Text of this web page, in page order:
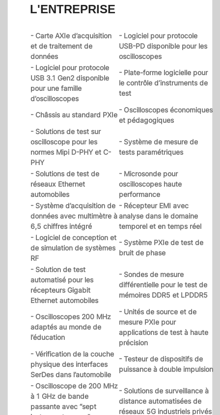
L'ENTREPRISE
- Carte AXIe d’acquisition
et de traitement de
données
- Logiciel pour protocole
USB-PD disponible pour les
oscilloscopes
- Logiciel pour protocole
USB 3.1 Gen2 disponible
pour une famille
d’oscilloscopes
- Plate-forme logicielle pour
le contrôle d’instruments de
test
- Châssis au standard PXIe
- Oscilloscopes économiques
et pédagogiques
- Solutions de test sur
oscilloscope pour les
normes Mipi D-PHY et C-
PHY
- Système de mesure de
tests paramétriques
- Solutions de test de
réseaux Ethernet
automobiles
- Microsonde pour
oscilloscopes haute
performance
- Système d’acquisition de
données avec multimètre à
6,5 chiffres intégré
- Récepteur EMI avec
analyse dans le domaine
temporel et en temps réel
- Logiciel de conception et
de simulation de systèmes
RF
- Système PXIe de test de
bruit de phase
- Solution de test
automatisé pour les
récepteurs Gigabit
Ethernet automobiles
- Sondes de mesure
différentielle pour le test de
mémoires DDR5 et LPDDR5
- Oscilloscopes 200 MHz
adaptés au monde de
l’éducation
- Unités de source et de
mesure PXIe pour
applications de test à haute
précision
- Vérification de la couche
physique des interfaces
SerDes dans l’automobile
- Testeur de dispositifs de
puissance à double impulsion
- Oscilloscope de 200 MHz
à 1 GHz de bande
passante avec “sept
- Solutions de surveillance à
distance automatisées de
réseaux 5G industriels privés